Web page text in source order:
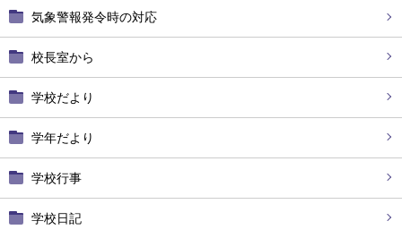
気象警報発令時の対応
校長室から
学校だより
学年だより
学校行事
学校日記